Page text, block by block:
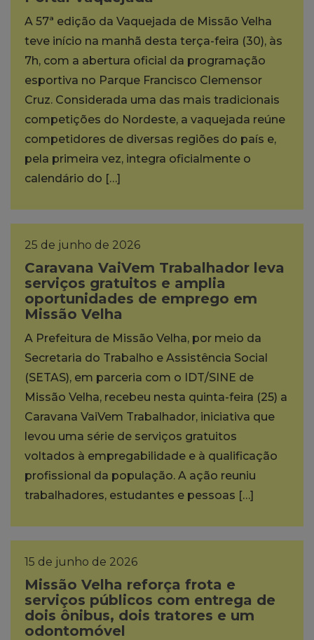
A 57ª edição da Vaquejada de Missão Velha
teve início na manhã desta terça-feira (30), às
7h, com a abertura oficial da programação
esportiva no Parque Francisco Clemensor
Cruz. Considerada uma das mais tradicionais
competições do Nordeste, a vaquejada reúne
competidores de diversas regiões do país e,
pela primeira vez, integra oficialmente o
calendário do […]
25 de junho de 2026
Caravana VaiVem Trabalhador leva
serviços gratuitos e amplia
oportunidades de emprego em
Missão Velha
A Prefeitura de Missão Velha, por meio da
Secretaria do Trabalho e Assistência Social
(SETAS), em parceria com o IDT/SINE de
Missão Velha, recebeu nesta quinta-feira (25) a
Caravana VaiVem Trabalhador, iniciativa que
levou uma série de serviços gratuitos
voltados à empregabilidade e à qualificação
profissional da população. A ação reuniu
trabalhadores, estudantes e pessoas […]
15 de junho de 2026
Missão Velha reforça frota e
serviços públicos com entrega de
dois ônibus, dois tratores e um
odontomóvel